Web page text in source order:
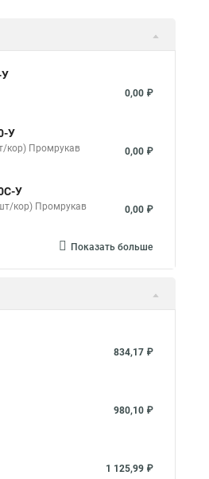
У
0,00 ₽
У
кор) Промрукав 0,00 ₽
У
кор) Промрукав 0,00 ₽
Показать больше
834,17 ₽
980,10 ₽
1 125,99 ₽